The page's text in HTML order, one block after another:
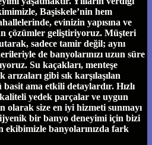
Başiskele’nin hem
evinizin yapısına ve
çözümler geliştiriyoruz. Müşteri
sadece tamir değil; aynı
de banyolarınızı uzun süre
Su kaçakları, menteşe
arızaları gibi sık karşılaşılan
ama etkili detaylardır. Hızlı
yedek parçalar ve uygun
olarak size en iyi hizmeti sunmayı
bir banyo deneyimi için bizi
ekibimizle banyolarınızda fark